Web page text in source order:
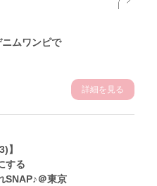
ムワンピで
詳細を見る
】
する
SNAP♪＠東京